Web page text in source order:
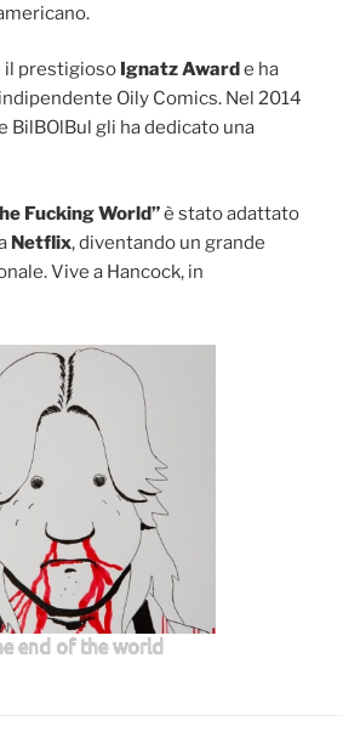
il prestigioso Ignatz Award e ha
Oily Comics. Nel 2014
BilBOlBul gli ha dedicato una
Fucking World”è stato adattato
Netflix, diventando un grande
Vive a Hancock, in
end of the world